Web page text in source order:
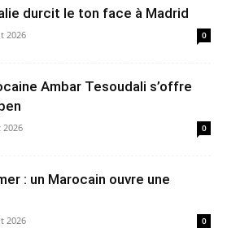
durcit le ton face à Madrid
2026 0
Ambar Tesoudali s’offre
2026 0
: un Marocain ouvre une
2026 0